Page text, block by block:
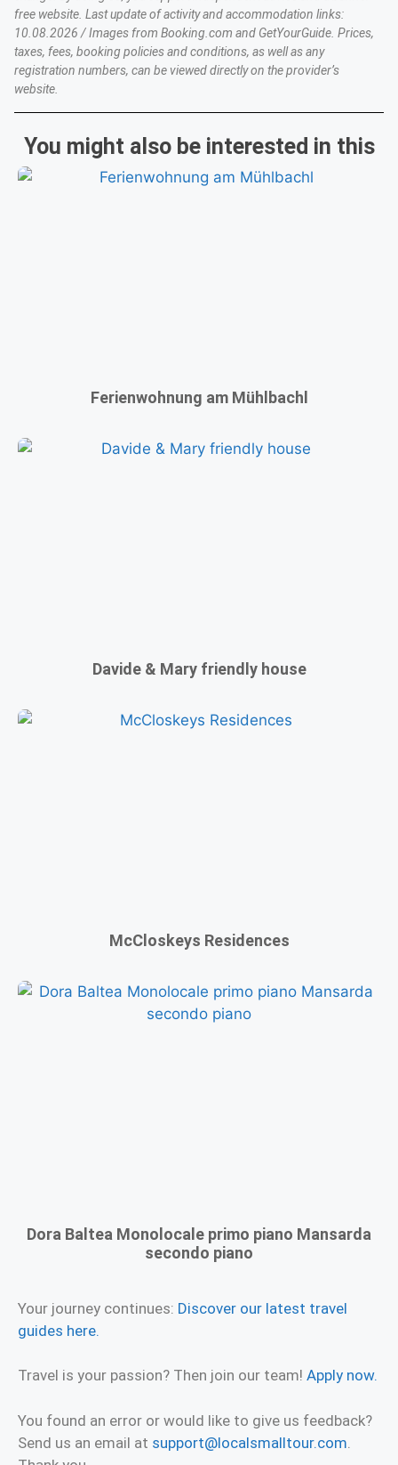
free website. Last update of activity and accommodation links:
10.08.2026 / Images from Booking.com and GetYourGuide. Prices,
taxes, fees, booking policies and conditions, as well as any
registration numbers, can be viewed directly on the provider’s
website.
You might also be interested in this
Ferienwohnung am Mühlbachl
Davide & Mary friendly house
McCloskeys Residences
Dora Baltea Monolocale primo piano Mansarda
secondo piano
Your journey continues: Discover our latest travel
guides here.
Travel is your passion? Then join our team! Apply now.
You found an error or would like to give us feedback?
Send us an email at support@localsmalltour.com